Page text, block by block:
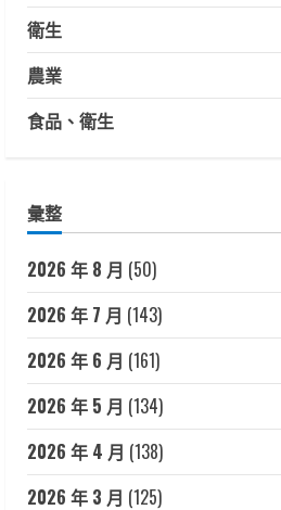
衛生
農業
食品、衛生
彙整
2026 年 8 月 (50)
2026 年 7 月 (143)
2026 年 6 月 (161)
2026 年 5 月 (134)
2026 年 4 月 (138)
2026 年 3 月 (125)